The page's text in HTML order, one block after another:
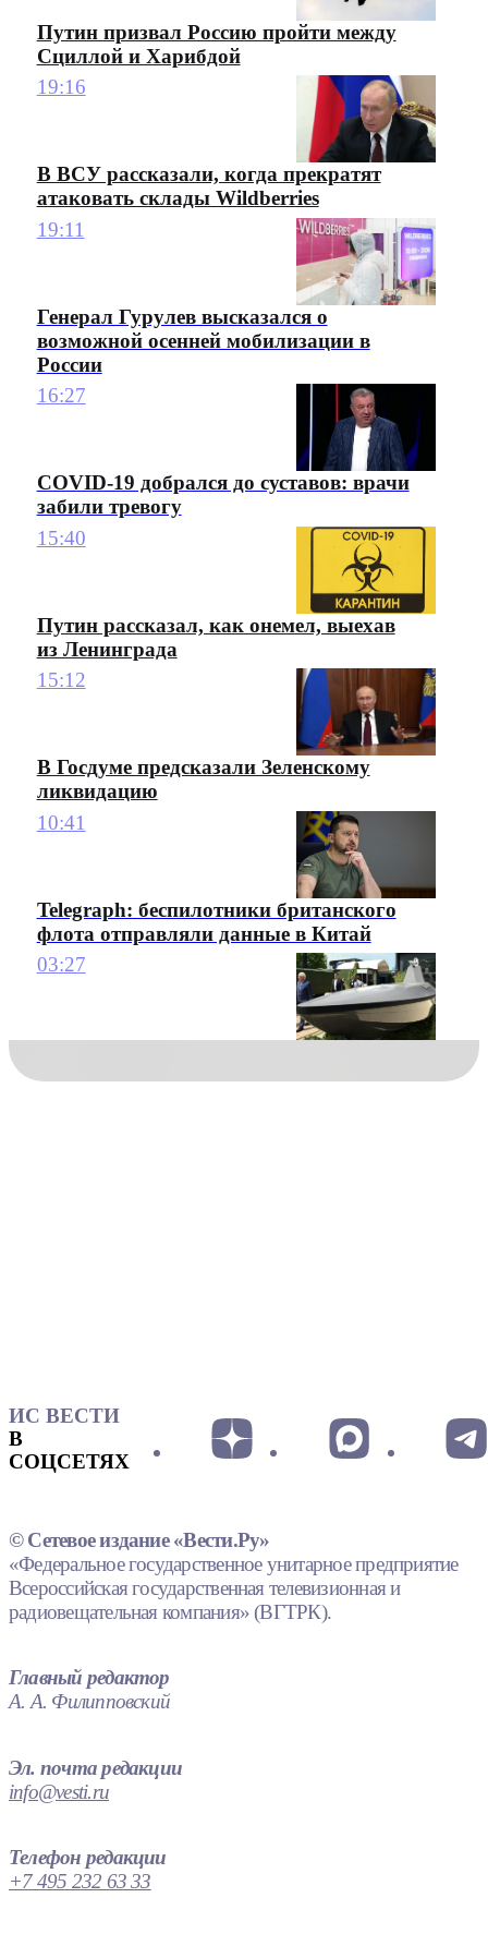
Путин призвал Россию пройти между
Сциллой и Харибдой
19:16
В ВСУ рассказали, когда прекратят
атаковать склады Wildberries
19:11
Генерал Гурулев высказался о
возможной осенней мобилизации в
России
16:27
COVID-19 добрался до суставов: врачи
забили тревогу
15:40
Путин рассказал, как онемел, выехав
из Ленинграда
15:12
В Госдуме предсказали Зеленскому
ликвидацию
10:41
Telegraph: беспилотники британского
флота отправляли данные в Китай
03:27
ИС ВЕСТИ
В
СОЦСЕТЯХ
© Сетевое издание «Вести.Ру»
«Федеральное государственное унитарное предприятие
Всероссийская государственная телевизионная и
радиовещательная компания» (ВГТРК).
Главный редактор
А. А. Филипповский
Эл. почта редакции
info@vesti.ru
Телефон редакции
+7 495 232 63 33